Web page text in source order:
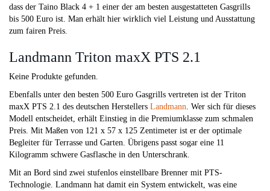
dass der Taino Black 4 + 1 einer der am besten ausgestatteten Gasgrills
bis 500 Euro ist. Man erhält hier wirklich viel Leistung und Ausstattung
zum fairen Preis.
Landmann Triton maxX PTS 2.1
Keine Produkte gefunden.
Ebenfalls unter den besten 500 Euro Gasgrills vertreten ist der Triton
maxX PTS 2.1 des deutschen Herstellers Landmann . Wer sich für dieses
Modell entscheidet, erhält Einstieg in die Premiumklasse zum schmalen
Preis. Mit Maßen von 121 x 57 x 125 Zentimeter ist er der optimale
Begleiter für Terrasse und Garten. Übrigens passt sogar eine 11
Kilogramm schwere Gasflasche in den Unterschrank.
Mit an Bord sind zwei stufenlos einstellbare Brenner mit PTS-
Technologie. Landmann hat damit ein System entwickelt, was eine